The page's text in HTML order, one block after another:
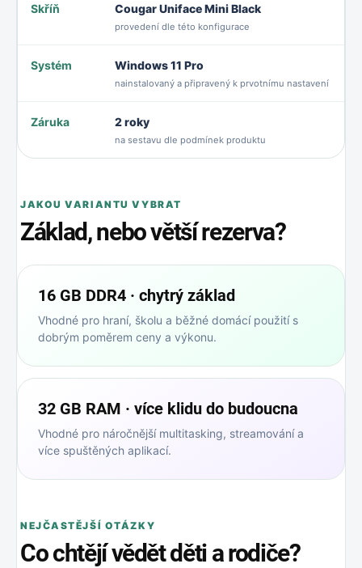
Skříň Cougar Uniface Mini Black
provedení dle této konfigurace
Systém Windows 11 Pro
nainstalovaný a připravený k prvotnímu nastavení
Záruka 2 roky
na sestavu dle podmínek produktu
JAKOU VARIANTU VYBRAT
Základ, nebo větší rezerva?
16 GB DDR4 · chytrý základ
Vhodné pro hraní, školu a běžné domácí použití s
dobrým poměrem ceny a výkonu.
32 GB RAM · více klidu do budoucna
Vhodné pro náročnější multitasking, streamování a
více spuštěných aplikací.
NEJČASTĚJŠÍ OTÁZKY
Co chtějí vědět děti a rodiče?